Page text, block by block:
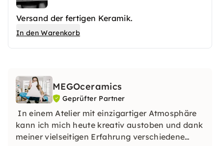
Versand der fertigen Keramik.
In den Warenkorb
MEGOceramics
Geprüfter Partner
In einem Atelier mit einzigartiger Atmosphäre
kann ich mich heute kreativ austoben und dank
meiner vielseitigen Erfahrung verschiedene